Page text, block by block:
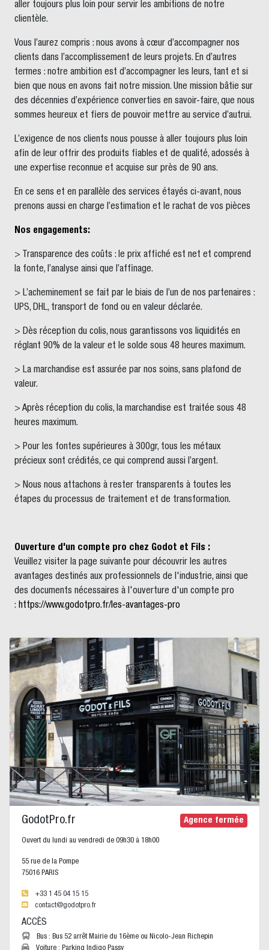
aller toujours plus loin pour servir les ambitions de notre
clientèle.
Vous l’aurez compris : nous avons à cœur d’accompagner nos
clients dans l’accomplissement de leurs projets. En d’autres
termes : notre ambition est d’accompagner les leurs, tant et si
bien que nous en avons fait notre mission. Une mission bâtie sur
des décennies d’expérience converties en savoir-faire, que nous
sommes heureux et fiers de pouvoir mettre au service d’autrui.
L’exigence de nos clients nous pousse à aller toujours plus loin
afin de leur offrir des produits fiables et de qualité, adossés à
une expertise reconnue et acquise sur près de 90 ans.
En ce sens et en parallèle des services étayés ci-avant, nous
prenons aussi en charge l’estimation et le rachat de vos pièces
Nos engagements:
> Transparence des coûts : le prix affiché est net et comprend
la fonte, l’analyse ainsi que l’affinage.
> L’acheminement se fait par le biais de l’un de nos partenaires :
UPS, DHL, transport de fond ou en valeur déclarée.
> Dès réception du colis, nous garantissons vos liquidités en
réglant 90% de la valeur et le solde sous 48 heures maximum.
> La marchandise est assurée par nos soins, sans plafond de
valeur.
> Après réception du colis, la marchandise est traitée sous 48
heures maximum.
> Pour les fontes supérieures à 300gr, tous les métaux
précieux sont crédités, ce qui comprend aussi l’argent.
> Nous nous attachons à rester transparents à toutes les
étapes du processus de traitement et de transformation.
Ouverture d'un compte pro chez Godot et Fils :
Veuillez visiter la page suivante pour découvrir les autres
avantages destinés aux professionnels de l'industrie, ainsi que
des documents nécessaires à l'ouverture d'un compte pro
: https://www.godotpro.fr/les-avantages-pro
GodotPro.fr Agence fermée
Ouvert du lundi au vendredi de 09h30 à 18h00
55 rue de la Pompe
75016 PARIS
+33 1 45 04 15 15
contact@godotpro.fr
ACCÈS
Bus : Bus 52 arrêt Mairie du 16ème ou Nicolo-Jean Richepin